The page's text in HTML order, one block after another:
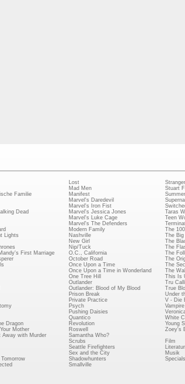
Familie
Dead
Lights
First Marriage
Dragon
Mother
Away with Murder
Tomorrow
Lost
Mad Men
Manifest
Marvel's Daredevil
Marvel's Iron Fist
Marvel's Jessica Jones
Marvel's Luke Cage
Marvel's The Defenders
Modern Family
Nashville
New Girl
Nip/Tuck
O.C., California
October Road
Once Upon a Time
Once Upon a Time in Wonderland
One Tree Hill
Outlander
Outlander: Blood of My Blood
Prison Break
Private Practice
Psych
Pushing Daisies
Quantico
Revolution
Roswell
Samantha Who?
Scrubs
Seattle Firefighters
Sex and the City
Shadowhunters
Smallville
Stuart
Taras
Teen
The 100
The Big
The
The
The
The
The
The
This Is
Tru
True
Under
V - Die
White
Young
Zoey's
Film
Literatur
Musik
Specials